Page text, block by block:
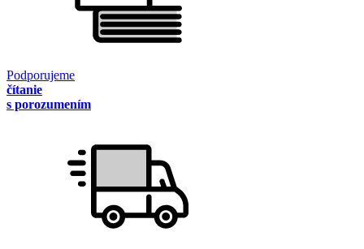
Podporujeme
čítanie
s porozumením